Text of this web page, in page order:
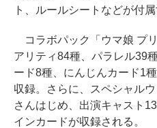
ト、ルールシートなどが付属
コラボパック「ウマ娘 プ
アリティ84種、パラレル39
ード8種、にんじんカード1
収録。さらに、スペシャル
さんはじめ、出演キャスト
インカードが収録される。